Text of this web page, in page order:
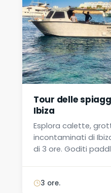
Tour delle
Ibiza
Esplora calette,
incontaminati di
di 3 ore. Goditi
3 ore.